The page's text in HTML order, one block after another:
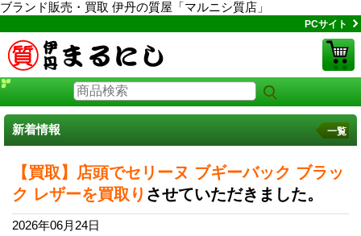
ブランド販売・買取 伊丹の質屋「マルニシ質店」
PCサイト
新着情報 一覧
【買取】店頭でセリーヌ ブギーバック ブラッ
ク レザーを買取り させていただきました。
2026年06月24日